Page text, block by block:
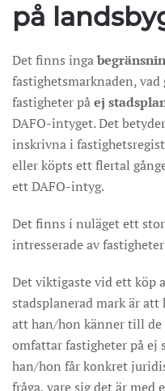
på
Det finns inga
fastighetsmarknaden,
fastigheter påej
DAFO-intyget. Det
inskrivna i
eller köpts ett flertal
ett DAFO-intyg.
Det finns i nuläget ett
intresserade av
Det viktigaste vid ett köp
stadsplanerad mark är
att han/hon känner till de
omfattar fastigheter på ej
han/hon får konkret
fråga, vare sig det är med